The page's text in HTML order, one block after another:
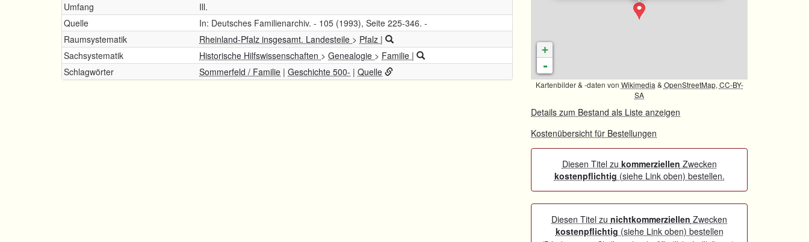
Umfang
Ill.
Quelle
In: Deutsches Familienarchiv. - 105 (1993), Seite 225-346. -
Raumsystematik
Rheinland-Pfalz insgesamt. Landesteile > Pfalz |
Sachsystematik
Historische Hilfswissenschaften > Genealogie > Familie |
Schlagwörter
Sommerfeld / Familie | Geschichte 500- | Quelle
+
-
Kartenbilder & -daten von Wikimedia & OpenStreetMap, CC-BY-
SA
Details zum Bestand als Liste anzeigen
Kostenübersicht für Bestellungen
Diesen Titel zu kommerziellen Zwecken
kostenpflichtig (siehe Link oben) bestellen.
Diesen Titel zu nichtkommerziellen Zwecken
kostenpflichtig (siehe Link oben) bestellen